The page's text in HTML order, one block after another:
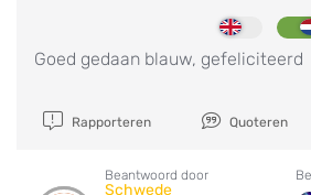
Goed gedaan blauw, gefeliciteerd
Rapporteren Quoteren
Beantwoord door
Schwede